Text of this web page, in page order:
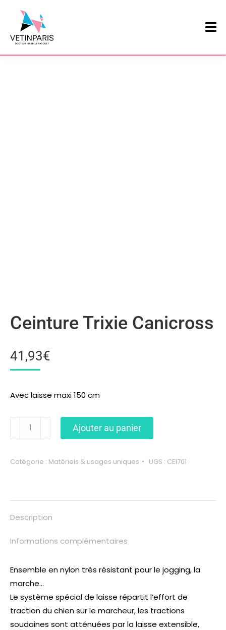
Ceinture Trixie Canicross
41,93€
Avec laisse maxi 150 cm
Ajouter au panier
Catégorie : Matériels & usages uniques UGS : CEI701
Description
Informations complémentaires
Ensemble en nylon très résistant pour le jogging, la
marche…
Le système spécial de laisse répartit l’effort de
traction du chien sur le marcheur, les tractions
soudaines sont atténuées par la laisse extensible,